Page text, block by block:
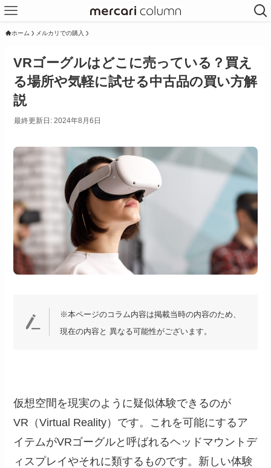
ホーム メルカリでの購入
VRゴーグルはどこに売っている？買え
る場所や気軽に試せる中古品の買い方解
説
最終更新日: 2024年8月6日
※本ページのコラム内容は掲載当時の内容のため、
現在の内容と 異なる可能性がございます。
仮想空間を現実のように疑似体験できるのが
VR（Virtual Reality）です。これを可能にするア
イテムがVRゴーグルと呼ばれるヘッドマウントデ
ィスプレイやそれに類するものです。新しい体験